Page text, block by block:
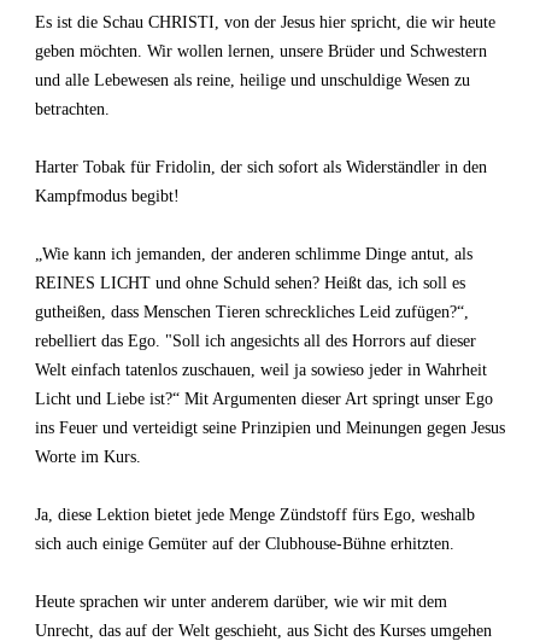
Es ist die Schau CHRISTI, von der Jesus hier spricht, die wir heute
geben möchten. Wir wollen lernen, unsere Brüder und Schwestern
und alle Lebewesen als reine, heilige und unschuldige Wesen zu
betrachten.
Harter Tobak für Fridolin, der sich sofort als Widerständler in den
Kampfmodus begibt!
„Wie kann ich jemanden, der anderen schlimme Dinge antut, als
REINES LICHT und ohne Schuld sehen? Heißt das, ich soll es
gutheißen, dass Menschen Tieren schreckliches Leid zufügen?“,
rebelliert das Ego. "Soll ich angesichts all des Horrors auf dieser
Welt einfach tatenlos zuschauen, weil ja sowieso jeder in Wahrheit
Licht und Liebe ist?“ Mit Argumenten dieser Art springt unser Ego
ins Feuer und verteidigt seine Prinzipien und Meinungen gegen Jesus
Worte im Kurs.
Ja, diese Lektion bietet jede Menge Zündstoff fürs Ego, weshalb
sich auch einige Gemüter auf der Clubhouse-Bühne erhitzten.
Heute sprachen wir unter anderem darüber, wie wir mit dem
Unrecht, das auf der Welt geschieht, aus Sicht des Kurses umgehen